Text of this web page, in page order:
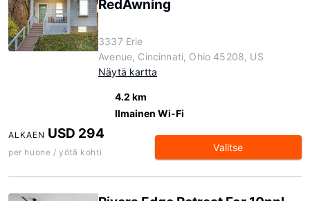
RedAwning
3337 Erie
Avenue, Cincinnati, Ohio 45208, US
Näytä kartta
4.2 km
Ilmainen Wi-Fi
ALKAEN USD 294
per huone / yötä kohti Valitse